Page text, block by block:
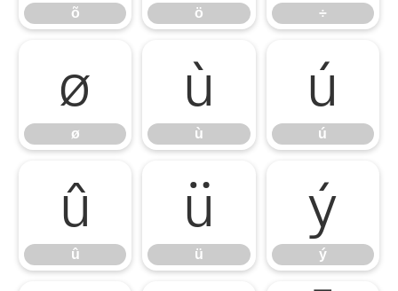
õ ö ÷
ø
ø
ù
ù
ú
ú
û
û
ü
ü
ý
ý